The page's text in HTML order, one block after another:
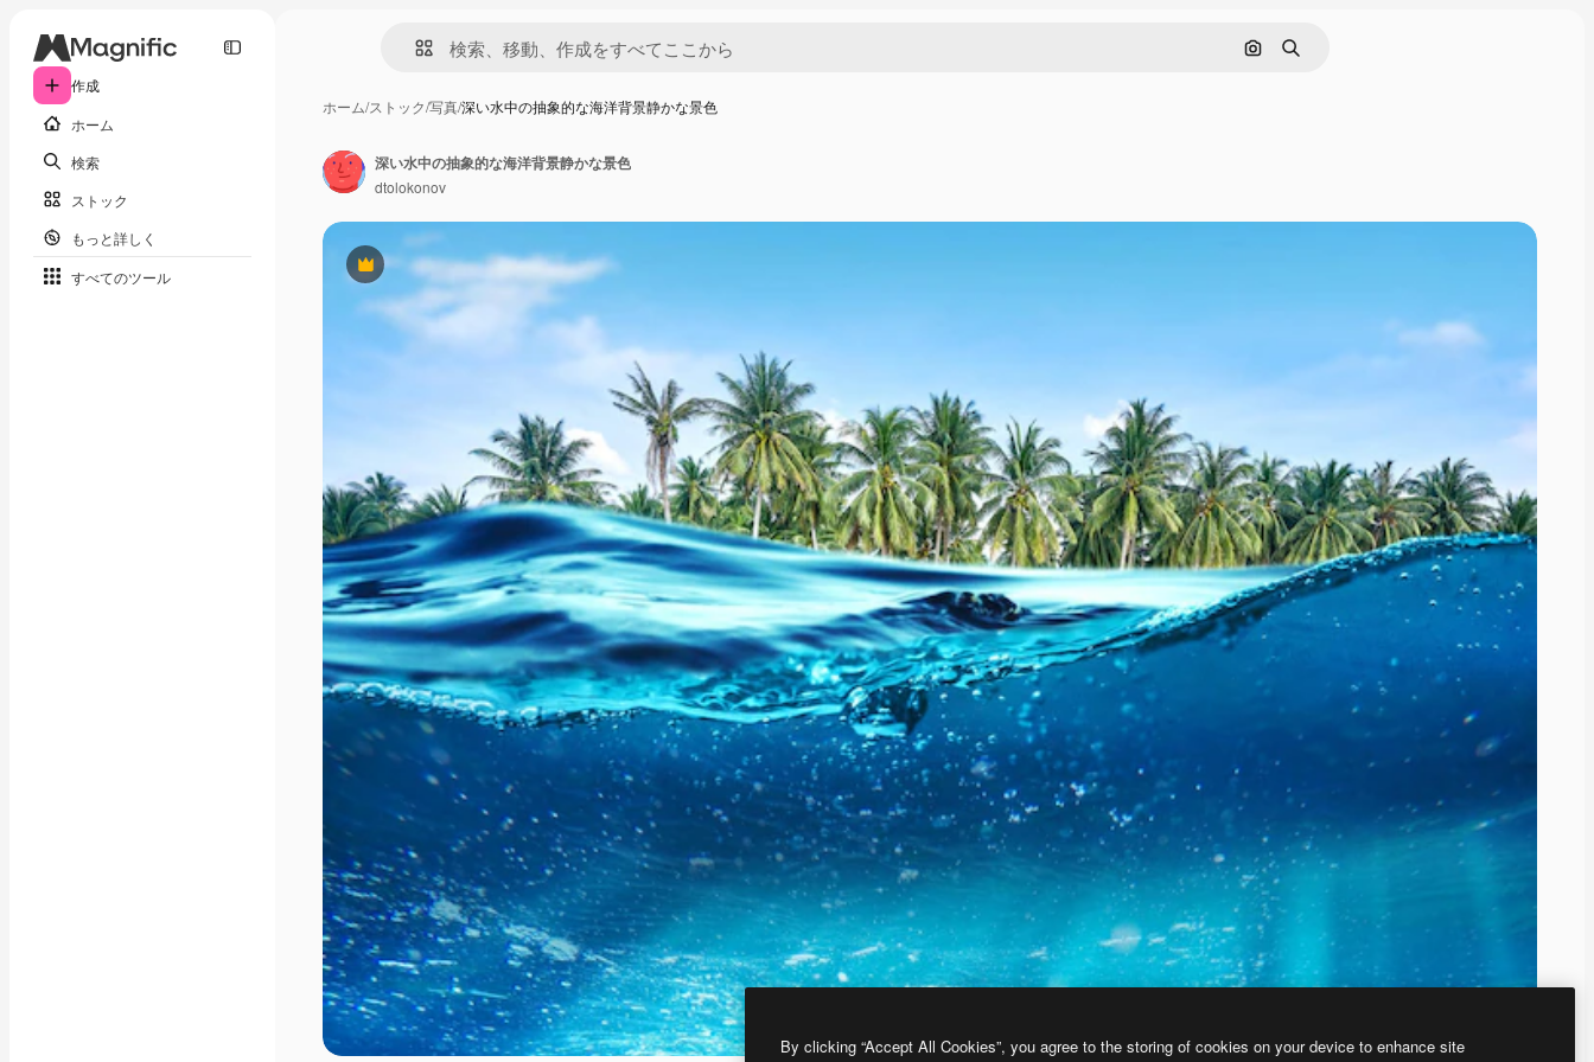
作成
ホーム
検索
ストック
もっと詳しく
すべてのツール
画像で検索
検索
ホーム/ストック/写真/深い水中の抽象的な海洋背景静かな景色
Premium
深い水中の抽象的な海洋背景静かな景色
dtolokonov
By clicking “Accept All Cookies”, you agree to the storing of cookies on your device to enhance site